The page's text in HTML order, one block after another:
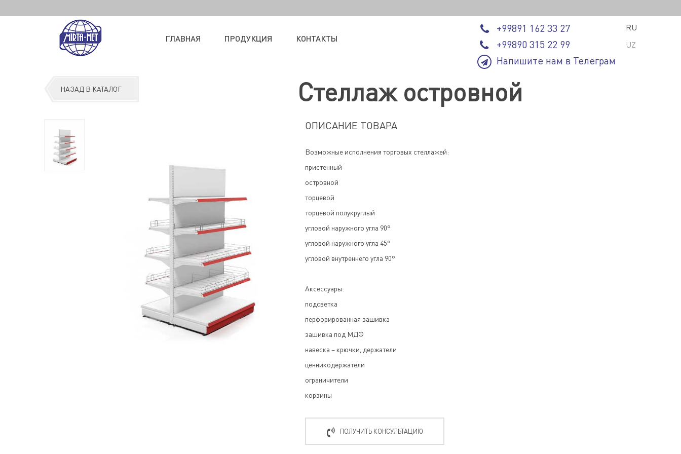
ГЛАВНАЯ ПРОДУКЦИЯ КОНТАКТЫ
+99891 162 33 27
+99890 315 22 99
Напишите нам в Телеграм
RU
UZ
НАЗАД В КАТАЛОГ Стеллаж островной
ОПИСАНИЕ ТОВАРА
Возможные исполнения торговых стеллажей:
пристенный
островной
торцевой
торцевой полукруглый
угловой наружного угла 90°
угловой наружного угла 45°
угловой внутреннего угла 90°
Аксессуары:
подсветка
перфорированная зашивка
зашивка под МДФ
навеска – крючки, держатели
ценникодержатели
ограничители
корзины
ПОЛУЧИТЬ КОНСУЛЬТАЦИЮ